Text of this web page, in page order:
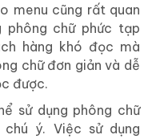
menu cũng rất quan
phông chữ phức tạp
hàng khó đọc mà
chữ đơn giản và dễ
được.
sử dụng phông chữ
ý. Việc sử dụng